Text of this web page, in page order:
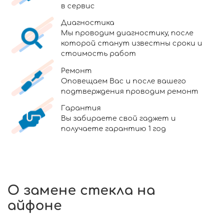
в сервис
Диагностика
Мы проводим диагностику, после
которой станут известны сроки и
стоимость работ
Ремонт
Оповещаем Вас и после вашего
подтверждения проводим ремонт
Гарантия
Вы забираете свой гаджет и
получаете гарантию 1 год
О замене стекла на
айфоне